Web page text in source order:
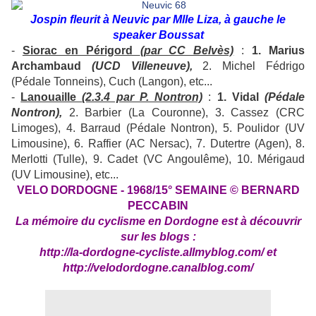
Jospin fleurit à Neuvic par Mlle Liza, à gauche le
speaker Boussat
- Siorac en Périgord (par CC Belvès) : 1. Marius
Archambaud (UCD Villeneuve), 2. Michel Fédrigo
(Pédale Tonneins), Cuch (Langon), etc...
-
Lanouaille(2.3.4 par P. Nontron) : 1. Vidal(Pédale
Nontron), 2. Barbier (La Couronne), 3. Cassez (CRC
Limoges), 4. Barraud (Pédale Nontron), 5. Poulidor (UV
Limousine), 6. Raffier (AC Nersac), 7. Dutertre (Agen), 8.
Merlotti (Tulle), 9. Cadet (VC Angoulême), 10. Mérigaud
(UV Limousine), etc...
VELO DORDOGNE - 1968/15°SEMAINE © BERNARD
PECCABIN
La mémoire du cyclisme en Dordogne est à découvrir
sur les blogs :
http://la-dordogne-cycliste.allmyblog.com/et
http://velodordogne.canalblog.com/